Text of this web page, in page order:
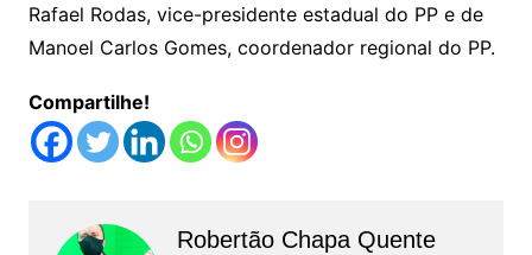
Rafael Rodas, vice-presidente estadual do PP e de
Manoel Carlos Gomes, coordenador regional do PP.
Compartilhe!
Robertão Chapa Quente